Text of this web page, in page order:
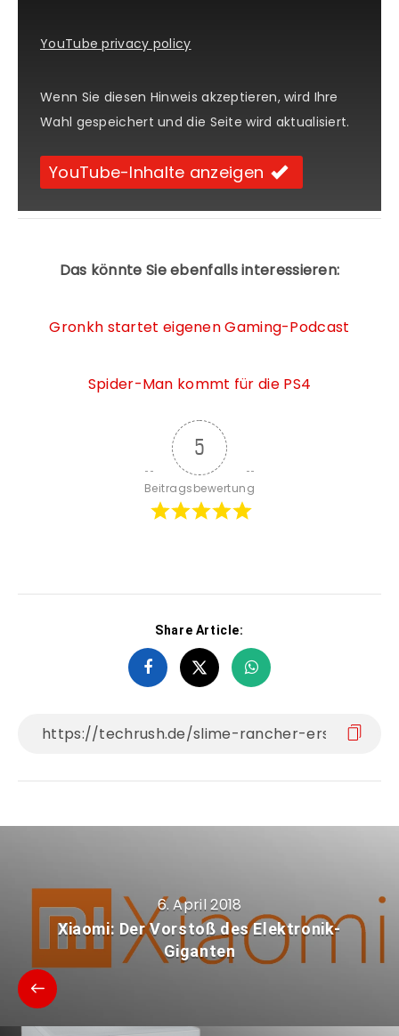
YouTube privacy policy
Wenn Sie diesen Hinweis akzeptieren, wird Ihre
Wahl gespeichert und die Seite wird aktualisiert.
YouTube-Inhalte anzeigen
Das könnte Sie ebenfalls interessieren:
Gronkh startet eigenen Gaming-Podcast
Spider-Man kommt für die PS4
5
Beitragsbewertung
Share Article:
6. April 2018
Xiaomi: Der Vorstoß des Elektronik-
Giganten